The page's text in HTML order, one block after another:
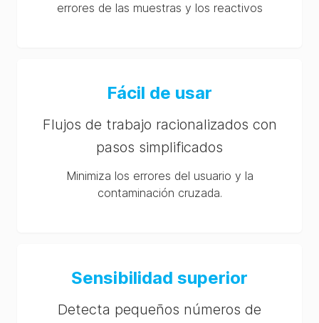
errores de las muestras y los reactivos
Fácil de usar
Flujos de trabajo racionalizados con
pasos simplificados
Minimiza los errores del usuario y la
contaminación cruzada.
Sensibilidad superior
Detecta pequeños números de